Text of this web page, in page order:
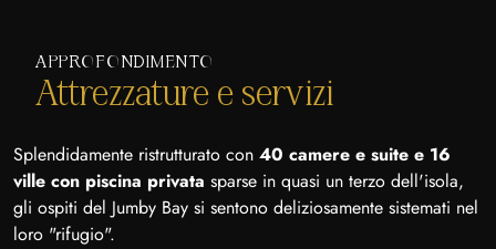
APPROFONDIMENTO
Attrezzature e servizi
Splendidamente ristrutturato con 40 camere e suite e 16
ville con piscina privata sparse in quasi un terzo dell'isola,
gli ospiti del Jumby Bay si sentono deliziosamente sistemati nel
loro "rifugio".